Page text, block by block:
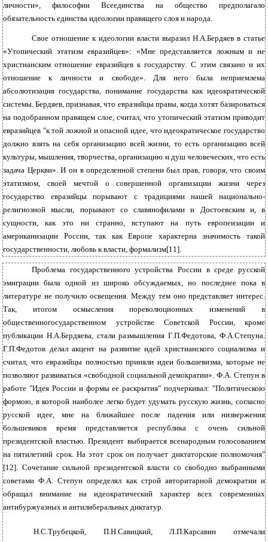
личности», философии Всеединства на общество предполагало
обязательность единства идеологии правящего слоя и народа.
Свое отношение к идеологии власти выразил Н.А.Бердяев в статье
«Утопический этатизм евразийцев»: «Мне представляется ложным и не
христианским отношение евразийцев к государству. С этим связано и их
отношение к личности и свободе». Для него была неприемлема
абсолютизация государства, понимание государства как идеократической
системы. Бердяев, признавая, что евразийцы правы, когда хотят базироваться
на подобранном правящем слое, считал, что утопический этатизм приводит
евразийцев "к той ложной и опасной идее, что идеократическое государство
должно взять на себя организацию всей жизни, то есть организацию всей
культуры, мышления, творчества, организацию и душ человеческих, что есть
задача Церкви». И он в определенной степени был прав, говоря, что своим
этатизмом, своей мечтой о совершенной организации жизни через
государство евразийцы порывают с традициями нашей национально-
религиозной мысли, порывают со славянофилами и Достоевским и, в
сущности, как это ни странно, вступают на путь европеизации и
американизации России, так как Европе характерна значимость такой
государственности, любовь к власти, формализм[11].
Проблема государственного устройства России в среде русской
эмиграции была одной из широко обсуждаемых, но последнее пока в
литературе не получило освещения. Между тем оно представляет интерес.
Так, итогом осмысления пореволюционных изменений в
общественногосударственном устройстве Советской России, кроме
публикации Н.А.Бердяева, стали размышления Г.П.Федотова, Ф.А.Степуна.
Г.П.Федотов делал акцент на развитие идей христианского социализма и
считал, что евразийцы полностью приняли идеи большевизма, которые не
позволяют развиваться «свободной социальной демократии». Ф.А. Степун в
работе "Идея России и формы ее раскрытия" подчеркивал: "Политическою
формою, в которой наиболее легко будет удумать русскую жизнь, согласно
русской идее, мне на ближайшее после падения или низвержения
большевиков время представляется республика с очень сильной
президентской властью. Президент выбирается всенародным голосованием
на пятилетний срок. На этот срок он получает диктаторские полномочия"
[12]. Сочетание сильной президентской власти со свободно выбранными
советами Ф.А. Степун определял как строй авторитарной демократии и
обращал внимание на идеократический характер всех современных
антибуржуазных и антилиберальных диктатур.
Н.С.Трубецкой, П.Н.Савицкий, Л.П.Карсавин отмечали